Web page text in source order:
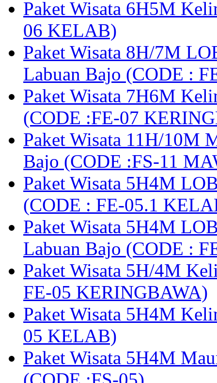
Paket Wisata 6H5M
06 KELAB)
Paket Wisata 8H/7M
Labuan Bajo (CODE :
Paket Wisata 7H6M
(CODE :FE-07
Paket Wisata 11H/10M
Bajo (CODE :FS-11
Paket Wisata 5H4M
(CODE : FE-05.1
Paket Wisata 5H4M
Labuan Bajo (CODE :
Paket Wisata 5H/4M
FE-05 KERINGBAWA)
Paket Wisata 5H4M
05 KELAB)
Paket Wisata 5H4M